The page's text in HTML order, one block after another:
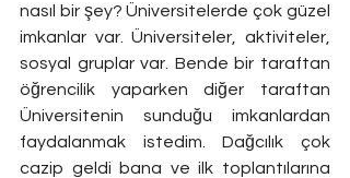
nasıl bir şey? Üniversitelerde çok güzel
imkanlar var. Üniversiteler, aktiviteler,
sosyal gruplar var. Bende bir taraftan
öğrencilik yaparken diğer taraftan
Üniversitenin sunduğu imkanlardan
faydalanmak istedim. Dağcılık çok
cazip geldi bana ve ilk toplantılarına